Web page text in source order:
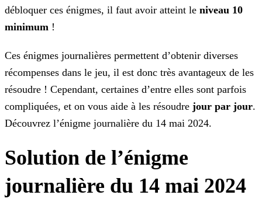
débloquer ces énigmes, il faut avoir atteint le niveau 10
minimum !
Ces énigmes journalières permettent d’obtenir diverses
récompenses dans le jeu, il est donc très avantageux de les
résoudre ! Cependant, certaines d’entre elles sont parfois
compliquées, et on vous aide à les résoudre jour par jour.
Découvrez l’énigme journalière du 14 mai 2024.
Solution de l’énigme
journalière du 14 mai 2024